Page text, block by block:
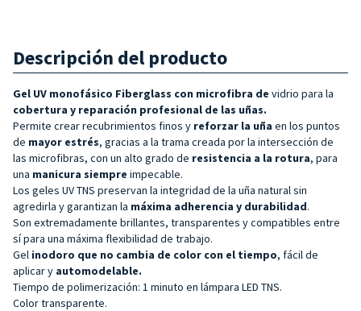
Descripción del producto
Gel UV monofásico Fiberglass con microfibra de vidrio para la
cobertura y reparación profesional de las uñas.
Permite crear recubrimientos finos y reforzar la uña en los puntos
de mayor estrés, gracias a la trama creada por la intersección de
las microfibras, con un alto grado de resistencia a la rotura, para
una manicura siempre impecable.
Los geles UV TNS preservan la integridad de la uña natural sin
agredirla y garantizan la máxima adherencia y durabilidad.
Son extremadamente brillantes, transparentes y compatibles entre
sí para una máxima flexibilidad de trabajo.
Gel inodoro que no cambia de color con el tiempo, fácil de
aplicar y automodelable.
Tiempo de polimerización: 1 minuto en lámpara LED TNS.
Color transparente.